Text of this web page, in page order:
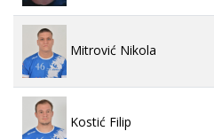
Mitrović Nikola
Kostić Filip